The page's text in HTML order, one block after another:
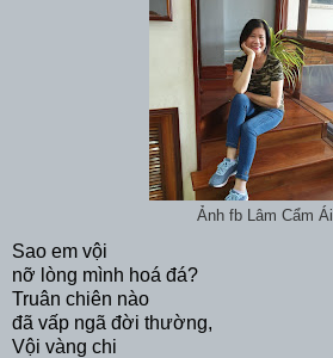
Ảnh fb Lâm Cẩm Ái.
Sao em vội
nỡ lòng mình hoá đá?
Truân chiên nào
đã vấp ngã đời thường,
Vội vàng chi